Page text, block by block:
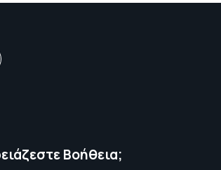
Βοήθεια;